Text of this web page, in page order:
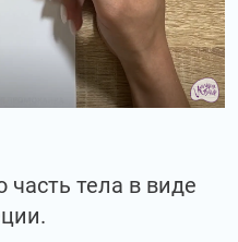
тела в виде